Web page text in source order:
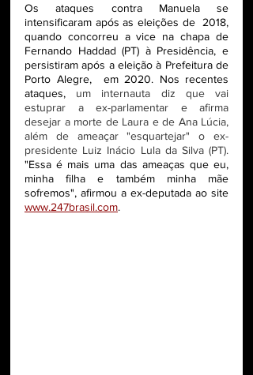
Os ataques contra Manuela se
intensificaram após as eleições de  2018,
quando concorreu a vice na chapa de
Fernando Haddad (PT) à Presidência, e
persistiram após a eleição à Prefeitura de
Porto Alegre,  em 2020. Nos recentes
ataques, um internauta diz que vai
estuprar a ex-parlamentar e afirma
desejar a morte de Laura e de Ana Lúcia,
além de ameaçar "esquartejar" o ex-
"Essa é mais uma das ameaças que eu,
minha filha e também minha mãe
www.247brasil.com.